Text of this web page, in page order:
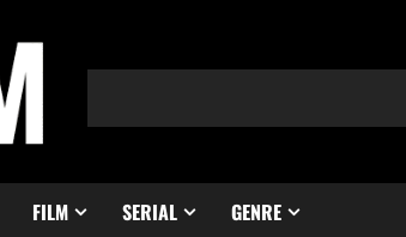
FILM SERIAL GENRE